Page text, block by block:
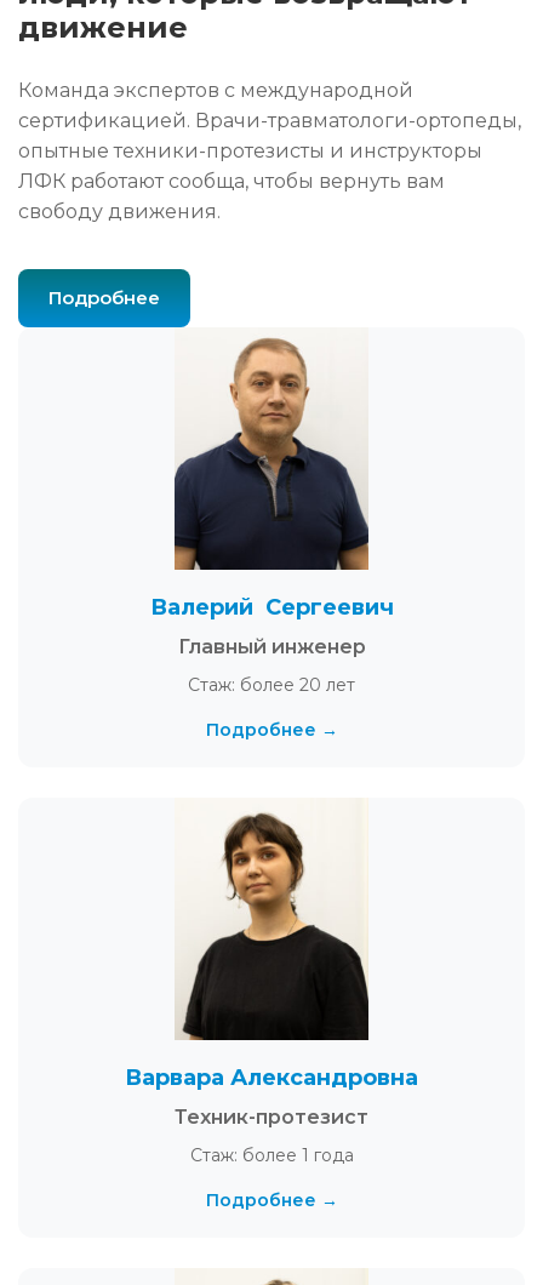
движение
Команда экспертов с международной
сертификацией. Врачи-травматологи-ортопеды,
опытные техники-протезисты и инструкторы
ЛФК работают сообща, чтобы вернуть вам
свободу движения.
Подробнее
Валерий Сергеевич
Главный инженер
Стаж: более 20 лет
Подробнее →
Варвара Александровна
Техник-протезист
Стаж: более 1 года
Подробнее →